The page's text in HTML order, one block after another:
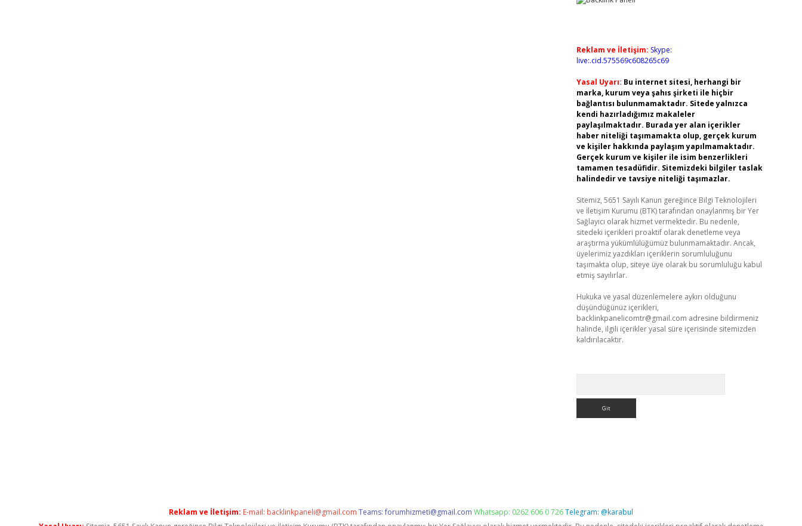
Reklam ve İletişim: Skype:
live:.cid.575569c608265c69
Yasal Uyarı: Bu internet sitesi, herhangi bir
marka, kurum veya şahıs şirketi ile hiçbir
bağlantısı bulunmamaktadır. Sitede yalnızca
kendi hazırladığımız makaleler
paylaşılmaktadır. Burada yer alan içerikler
haber niteliği taşımamakta olup, gerçek kurum
ve kişiler hakkında paylaşım yapılmamaktadır.
Gerçek kurum ve kişiler ile isim benzerlikleri
tamamen tesadüfidir. Sitemizdeki bilgiler taslak
halindedir ve tavsiye niteliği taşımazlar.
Sitemiz, 5651 Sayılı Kanun gereğince Bilgi Teknolojileri
ve İletişim Kurumu (BTK) tarafından onaylanmış bir Yer
Sağlayıcı olarak hizmet vermektedir. Bu nedenle,
sitedeki içerikleri proaktif olarak denetleme veya
araştırma yükümlülüğümüz bulunmamaktadır. Ancak,
üyelerimiz yazdıkları içeriklerin sorumluluğunu
taşımakta olup, siteye üye olarak bu sorumluluğu kabul
etmiş sayılırlar.
Hukuka ve yasal düzenlemelere aykırı olduğunu
düşündüğünüz içerikleri,
backlinkpanelicomtr@gmail.com adresine bildirmeniz
halinde, ilgili içerikler yasal süre içerisinde sitemizden
kaldırılacaktır.
Reklam ve İletişim: E-mail: backlinkpaneli@gmail.com Teams:forumhizmeti@gmail.com Whatsapp: 0262 606 0 726Telegram: @karabul